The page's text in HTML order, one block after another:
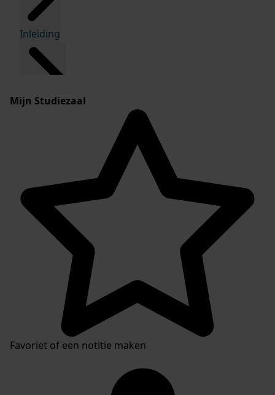
Inleiding
Mijn Studiezaal
Favoriet of een notitie maken